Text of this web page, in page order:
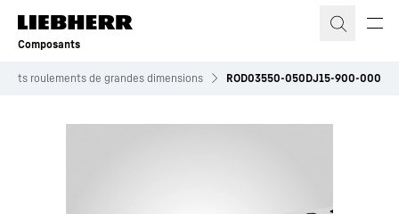
Composants
roulements de grandes dimensions ROD03550-050DJ15-900-000